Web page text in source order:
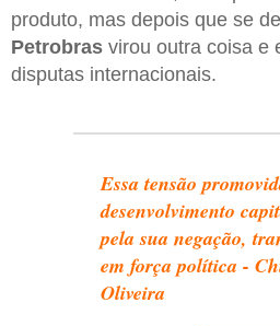
produto, mas depois que se
Petrobras virou outra coisa e
disputas internacionais.
Essa tensão
desenvolvimento
pela sua negação,
em força política -
Oliveira